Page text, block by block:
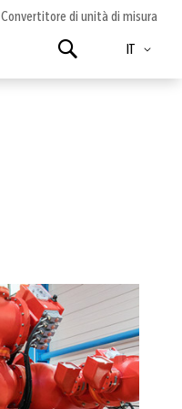
Convertitore di unità di misura
Lingua
IT